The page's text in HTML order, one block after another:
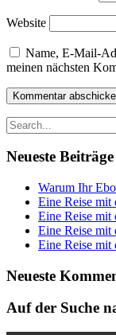
Website
Name, E-Mail-
meinen nächsten
Search
for:
Neueste Beiträge
Warum Ihr
Eine Reise mit
Eine Reise mit
Eine Reise mit
Eine Reise mit
Neueste
Auf der Suche